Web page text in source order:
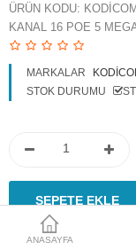
Ürün Güvenlik
Aksiyon Kameraları
Para Birimi
ANASAYFA
ÜRÜN KODU:
KANAL 16 POE 5
MARKALAR
STOK DURUMU